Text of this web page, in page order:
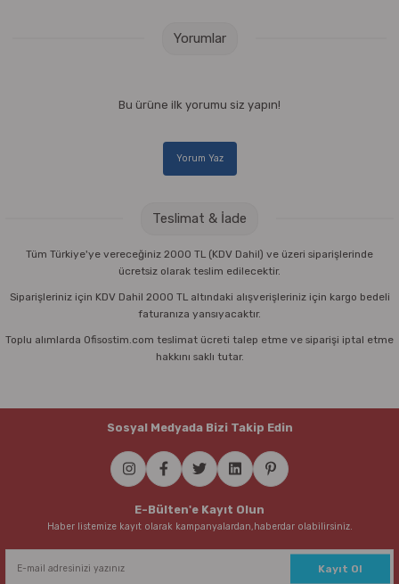
Yorumlar
Bu ürüne ilk yorumu siz yapın!
Yorum Yaz
Teslimat & İade
Tüm Türkiye'ye vereceğiniz 2000 TL (KDV Dahil) ve üzeri siparişlerinde
ücretsiz olarak teslim edilecektir.
Siparişleriniz için KDV Dahil 2000 TL altındaki alışverişleriniz için kargo bedeli
faturanıza yansıyacaktır.
Toplu alımlarda Ofisostim.com teslimat ücreti talep etme ve siparişi iptal etme
hakkını saklı tutar.
Sosyal Medyada Bizi Takip Edin
E-Bülten'e Kayıt Olun
Haber listemize kayıt olarak kampanyalardan,haberdar olabilirsiniz.
Kayıt Ol